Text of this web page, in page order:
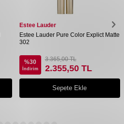
Estee Lauder
Estee Lauder Pure Color Explict Matte
302
%30
İndirim
3.365,00TL
2.355,50TL
Sepete Ekle